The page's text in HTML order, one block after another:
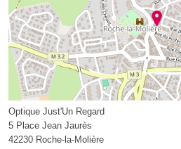
Optique Just'Un Regard
5 Place Jean Jaurès
42230 Roche-la-Molière